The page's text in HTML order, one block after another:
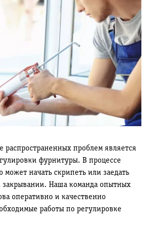
распространенных проблем является
фурнитуры. В процессе
может начать скрипеть или заедать
закрывании. Наша команда опытных
оперативно и качественно
работы по регулировке